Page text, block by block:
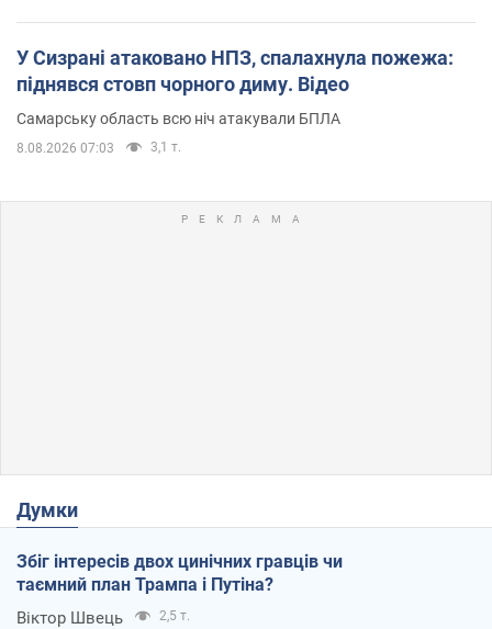
У Сизрані атаковано НПЗ, спалахнула пожежа:
піднявся стовп чорного диму. Відео
Самарську область всю ніч атакували БПЛА
8.08.2026 07:03 3,1 т.
Думки
Збіг інтересів двох цинічних гравців чи
таємний план Трампа і Путіна?
Віктор Швець 2,5 т.